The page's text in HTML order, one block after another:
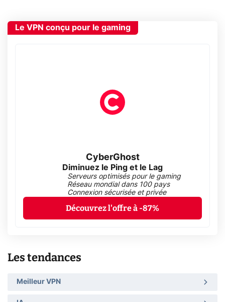
Le VPN conçu pour le gaming
CyberGhost
Diminuez le Ping et le Lag
Serveurs optimisés pour le gaming
Réseau mondial dans 100 pays
Connexion sécurisée et privée
Découvrez l'offre à -87%
Les tendances
Meilleur VPN